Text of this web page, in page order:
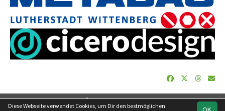
soccero.de
Diese Webseite verwendet Cookies, um Dir den bestmöglichen